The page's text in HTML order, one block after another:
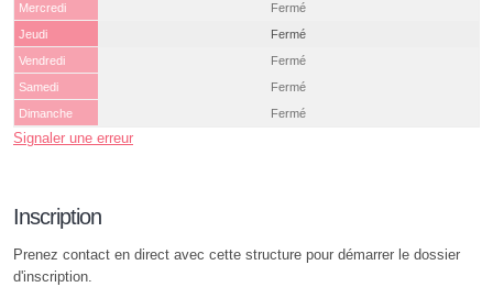
Mercredi
Fermé
Jeudi
Fermé
Vendredi
Fermé
Samedi
Fermé
Dimanche
Fermé
Signaler une erreur
Inscription
Prenez contact en direct avec cette structure pour démarrer le dossier
d'inscription.